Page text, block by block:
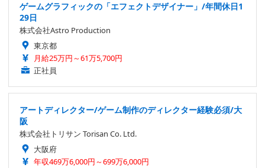
ゲームグラフィックの「エフェクトデザイナー」/年間休日1
29日
株式会社Astro Production
東京都
月給25万円～61万5,700円
正社員
アートディレクター/ゲーム制作のディレクター経験必須/大
阪
株式会社トリサン Torisan Co. Ltd.
大阪府
年収469万6,000円～699万6,000円